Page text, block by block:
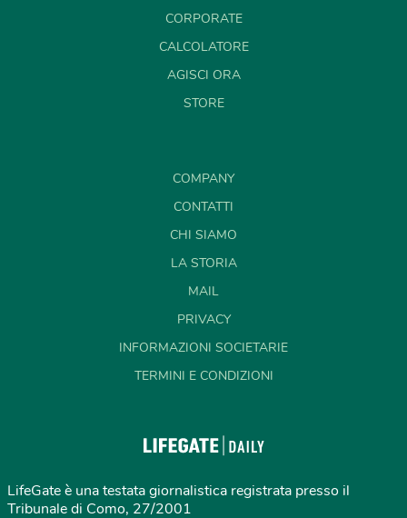
CORPORATE
CALCOLATORE
AGISCI ORA
STORE
COMPANY
CONTATTI
CHI SIAMO
LA STORIA
MAIL
PRIVACY
INFORMAZIONI SOCIETARIE
TERMINI E CONDIZIONI
LifeGate è una testata giornalistica registrata presso il
Tribunale di Como, 27/2001